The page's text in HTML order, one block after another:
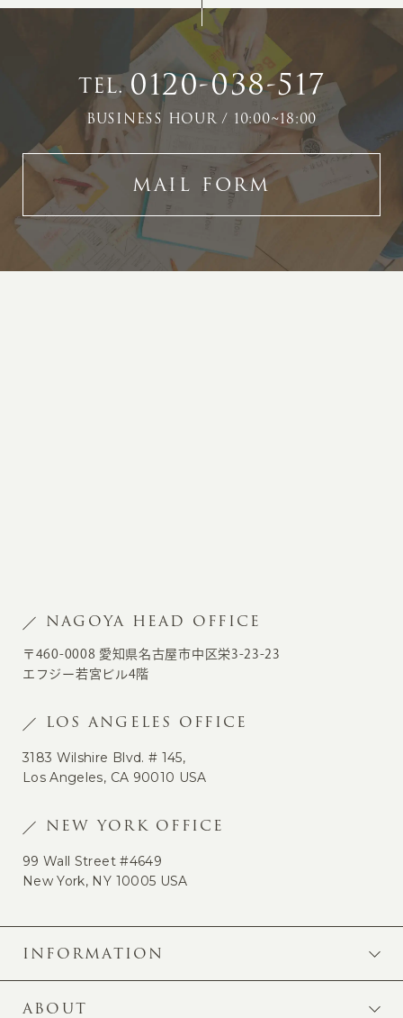
TEL.0120-038-517
BUSINESS HOUR / 10:00~18:00
MAIL FORM
NAGOYA HEAD OFFICE
〒460-0008 愛知県名古屋市中区栄3-23-23
エフジー若宮ビル4階
LOS ANGELES OFFICE
3183 Wilshire Blvd. # 145,
Los Angeles, CA 90010 USA
NEW YORK OFFICE
99 Wall Street #4649
New York, NY 10005 USA
INFORMATION
ABOUT